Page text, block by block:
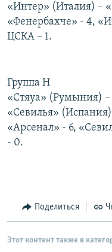
«Интер» (Италия) –
«Фенербахче» - 4,
ЦСКА – 1.
Группа Н
«Стяуа» (Румыния)
«Севилья»
«Арсенал» - 6,
- 0.
Поделиться
Этот контент также в